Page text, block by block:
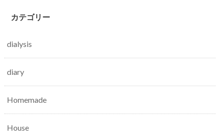
カテゴリー
dialysis
diary
Homemade
House